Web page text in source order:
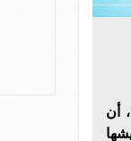
ضمن القائمة الوطنية فى انتخابات مجلس الشيوخ 2020 ، أن